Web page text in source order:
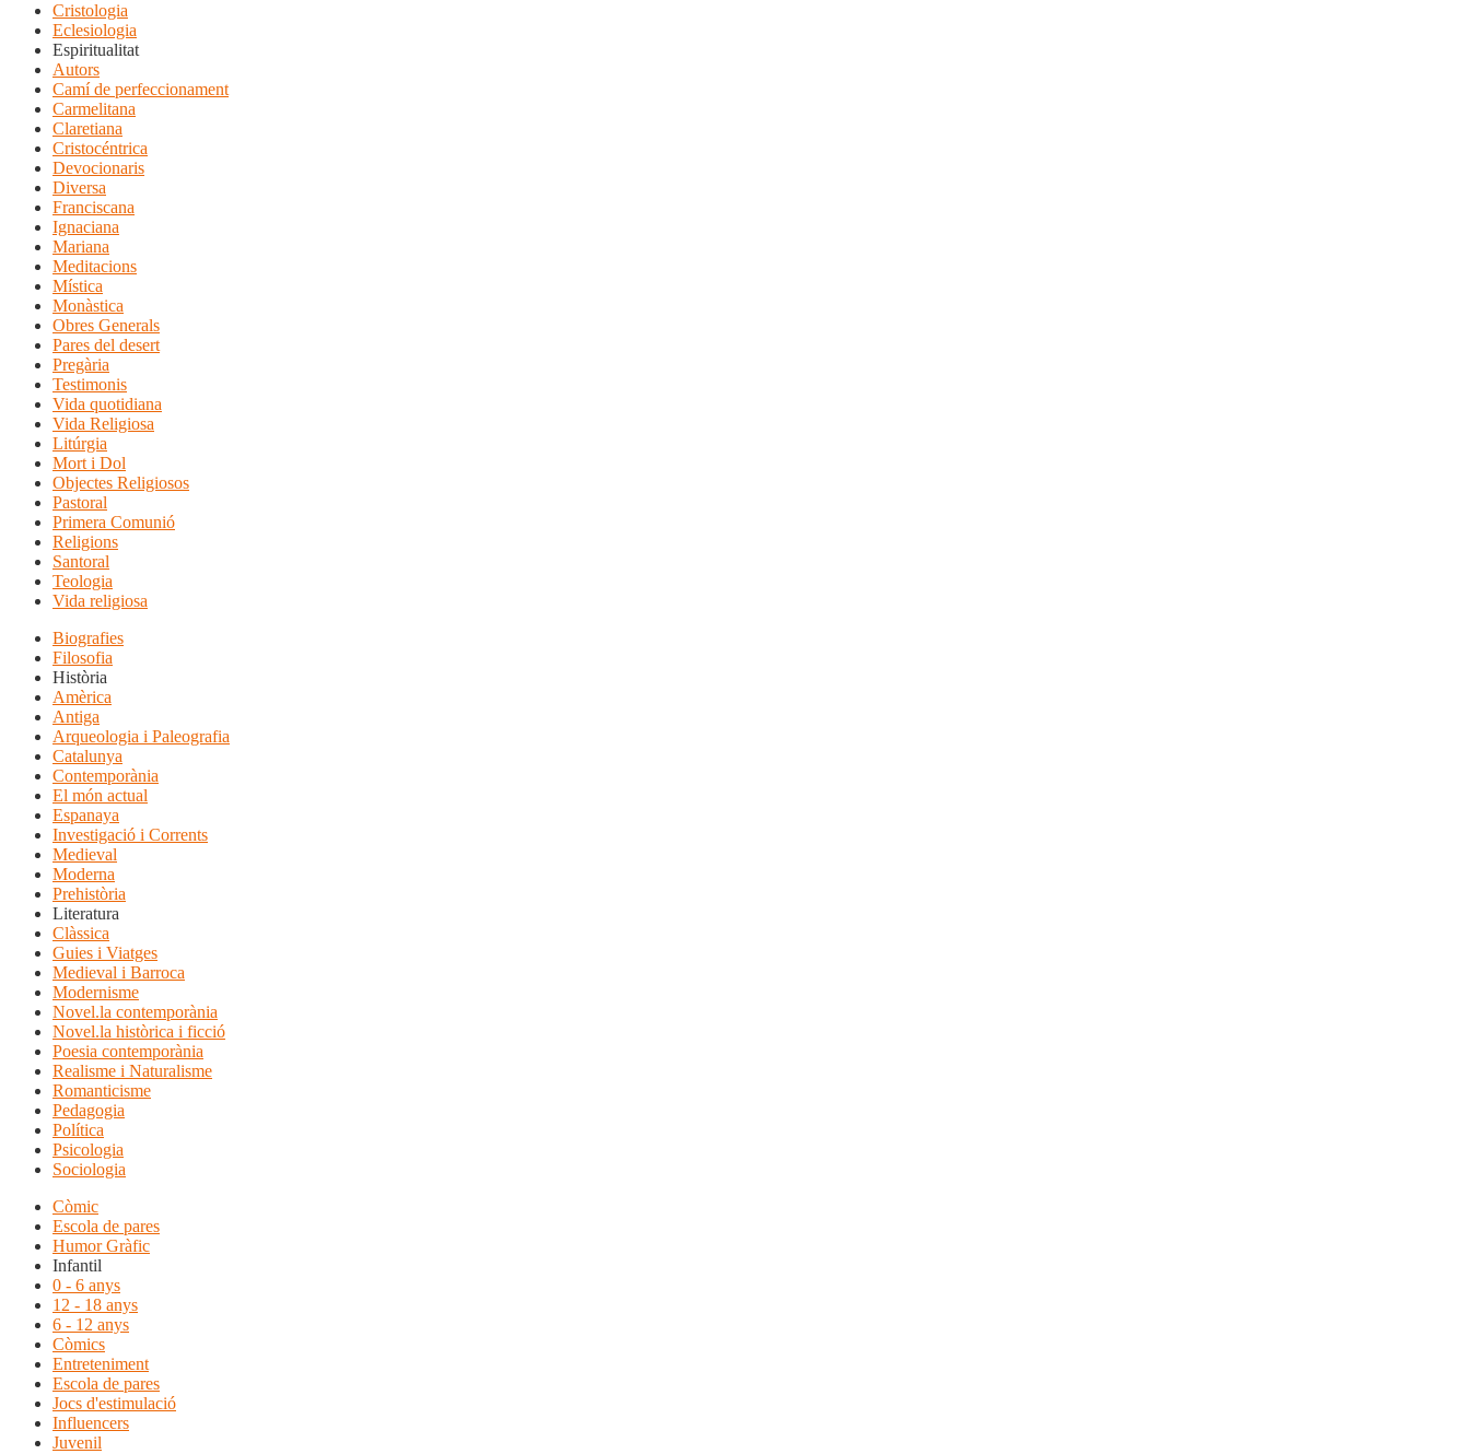
Cristologia
Eclesiologia
Espiritualitat
Autors
Camí de perfeccionament
Carmelitana
Claretiana
Cristocéntrica
Devocionaris
Diversa
Franciscana
Ignaciana
Mariana
Meditacions
Mística
Monàstica
Obres Generals
Pares del desert
Pregària
Testimonis
Vida quotidiana
Vida Religiosa
Litúrgia
Mort i Dol
Objectes Religiosos
Pastoral
Primera Comunió
Religions
Santoral
Teologia
Vida religiosa
Biografies
Filosofia
Història
Amèrica
Antiga
Arqueologia i Paleografia
Catalunya
Contemporània
El món actual
Espanaya
Investigació i Corrents
Medieval
Moderna
Prehistòria
Literatura
Clàssica
Guies i Viatges
Medieval i Barroca
Modernisme
Novel.la contemporània
Novel.la històrica i ficció
Poesia contemporània
Realisme i Naturalisme
Romanticisme
Pedagogia
Política
Psicologia
Sociologia
Còmic
Escola de pares
Humor Gràfic
Infantil
0 - 6 anys
12 - 18 anys
6 - 12 anys
Còmics
Entreteniment
Escola de pares
Jocs d'estimulació
Influencers
Juvenil